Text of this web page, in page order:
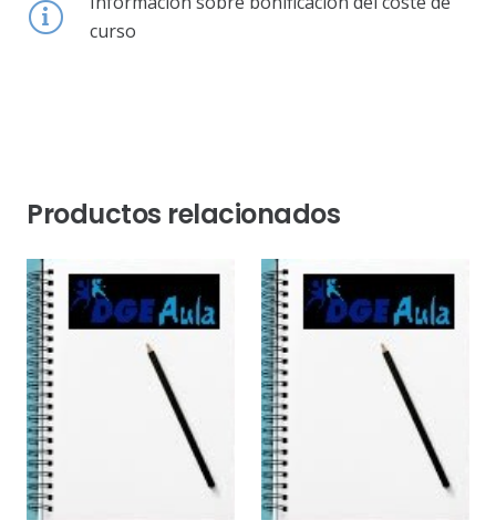
curso
Productos relacionados